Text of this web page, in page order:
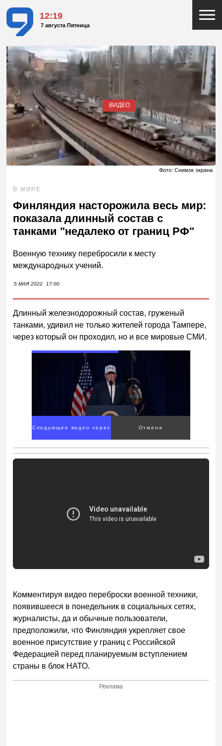
12:19
7 августа Пятница
ВИДЕО
Фото: Снимок экрана
В МИРЕ
Финляндия насторожила весь мир:
показала длинный состав с
танками "недалеко от границ РФ"
Военную технику перебросили к месту
международных учений.
5 МАЯ 2022 17:00
Длинный железнодорожный состав, груженый
танками, удивил не только жителей города Тампере,
через который он проходил, но и все мировые СМИ.
Следующее видео через Отмена
Комментируя видео переброски военной техники,
появившееся в понедельник в социальных сетях,
журналисты, да и обычные пользователи,
предположили, что Финляндия укрепляет свое
военное присутствие у границ с Российской
Федерацией перед планируемым вступлением
страны в блок НАТО.
Реклама